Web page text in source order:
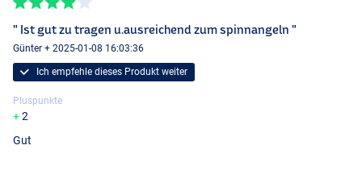
" Ist gut zu tragen u.ausreichend zum spinnangeln "
Günter + 2025-01-08 16:03:36
Ich empfehle dieses Produkt weiter
Pluspunkte
2
Gut